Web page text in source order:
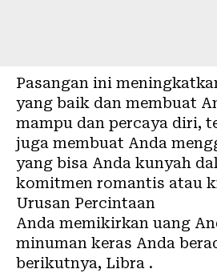
Pasangan ini
yang baik dan membuat
mampu dan percaya diri,
juga membuat Anda
yang bisa Anda kunyah
komitmen romantis atau
Urusan Percintaan
Anda memikirkan uang
minuman keras Anda
berikutnya, Libra .